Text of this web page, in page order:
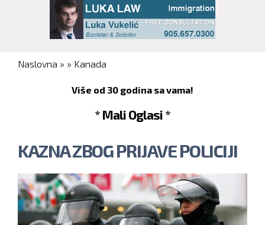
You are here
Naslovna » » Kanada
Više od 30 godina sa vama!
* Mali Oglasi *
KAZNA ZBOG PRIJAVE POLICIJI